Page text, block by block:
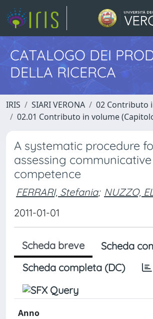
CATALOGO DEI
DELLA RICERCA
IRIS SIARI VERONA
02 Contributo
02.01 Contributo in volume
A systematic procedure
assessing communicative
competence
FERRARI, Stefania; NUZZO,
2011-01-01
Scheda breve
Scheda
Scheda completa (DC)
Anno